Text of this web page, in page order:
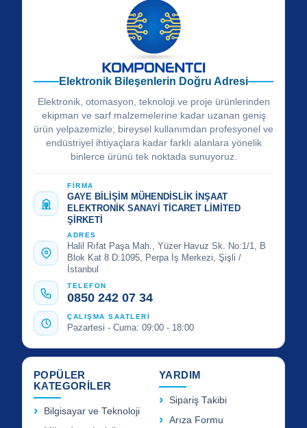
Elektronik Bileşenlerin Doğru Adresi
Elektronik, otomasyon, teknoloji ve proje ürünlerinden
ekipman ve sarf malzemelerine kadar uzanan geniş
ürün yelpazemizle; bireysel kullanımdan profesyonel ve
endüstriyel ihtiyaçlara kadar farklı alanlara yönelik
binlerce ürünü tek noktada sunuyoruz.
FİRMA
GAYE BİLİŞİM MÜHENDİSLİK İNŞAAT
ELEKTRONİK SANAYİ TİCARET LİMİTED
ŞİRKETİ
ADRES
Halil Rıfat Paşa Mah., Yüzer Havuz Sk. No:1/1, B
Blok Kat 8 D:1095, Perpa İş Merkezi, Şişli /
İstanbul
TELEFON
0850 242 07 34
ÇALIŞMA SAATLERİ
Pazartesi - Cuma: 09:00 - 18:00
POPÜLER
KATEGORİLER
Bilgisayar ve Teknoloji
YARDIM
Sipariş Takibi
Arıza Formu